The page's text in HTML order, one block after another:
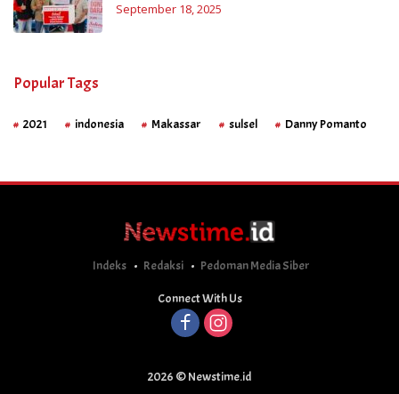
September 18, 2025
Popular Tags
2021 indonesia Makassar sulsel Danny Pomanto
Indeks Redaksi Pedoman Media Siber
Connect With Us
2026 © Newstime.id